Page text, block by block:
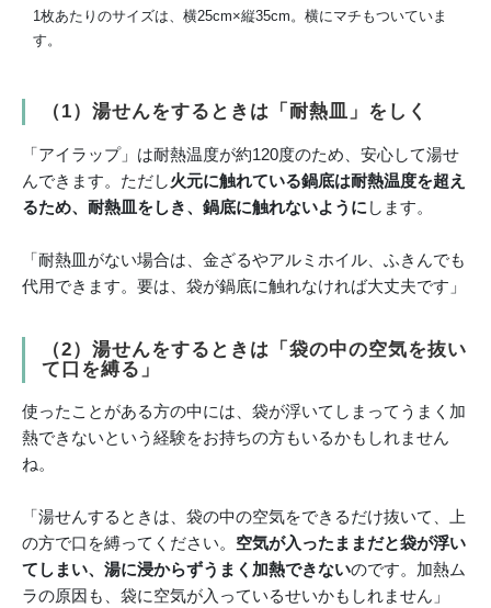
1枚あたりのサイズは、横25cm×縦35cm。横にマチもついていま
す。
（1） 湯せんをするときは「耐熱皿」をしく
「アイラップ」は耐熱温度が約120度のため、安心して湯せ
んできます。ただし火元に触れている鍋底は耐熱温度を超え
るため、耐熱皿をしき、鍋底に触れないように します。
「耐熱皿がない場合は、金ざるやアルミホイル、ふきんでも
代用できます。要は、袋が鍋底に触れなければ大丈夫です」
（2）湯せんをするときは「袋の中の空気を抜い
て口を縛る」
使ったことがある方の中には、袋が浮いてしまってうまく加
熱できないという経験をお持ちの方もいるかもしれません
ね。
「湯せんするときは、袋の中の空気をできるだけ抜いて、上
の方で口を縛ってください。 空気が入ったままだと袋が浮い
てしまい、湯に浸からずうまく加熱できないのです。加熱ム
ラの原因も、袋に空気が入っているせいかもしれません」